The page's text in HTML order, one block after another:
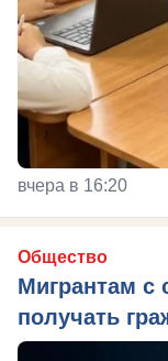
вчера в 16:20
Общество
Мигрантам с
получать